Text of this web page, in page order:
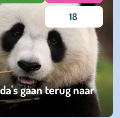
gaan terug naar
18